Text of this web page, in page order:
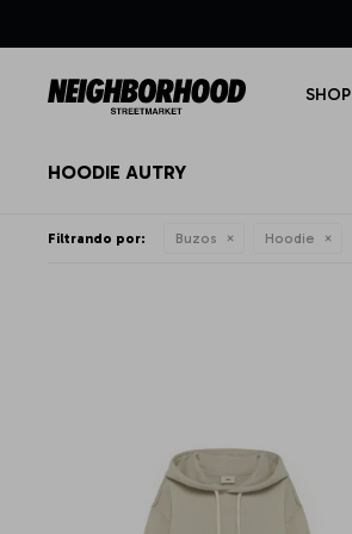
SHOP
HOODIE AUTRY
Filtrando por: Buzos Hoodie